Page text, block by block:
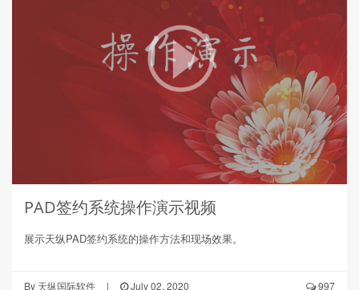
PAD签约系统操作演示视频
展示天纵PAD签约系统的操作方法和现场效果。
By 天纵国际软件 | July 02, 2020 997